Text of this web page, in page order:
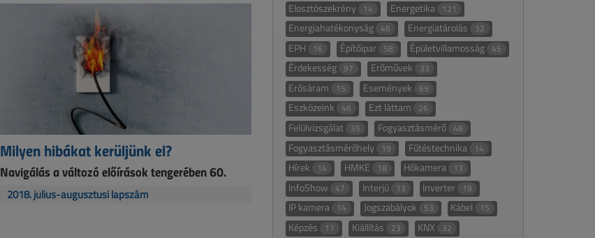
Milyen hibákat kerüljünk el?
Navigálás a változó előírások tengerében 60.
2018. július-augusztusi lapszám
Elosztószekrény 14 Energetika 121
Energiahatékonyság 46 Energiatárolás 32
EPH 16 Építőipar 58 Épületvillamosság 45
Érdekesség 97 Erőművek 33
Erősáram 15 Események 69
Eszközeink 46 Ezt láttam 26
Felülvizsgálat 35 Fogyasztásmérő 48
Fogyasztásmérőhely 19 Fűtéstechnika 14
Hírek 14 HMKE 18 Hőkamera 13
InfoShow 47 Interjú 13 Inverter 19
IP kamera 14 Jogszabályok 53 Kábel 15
Képzés 17 Kiállítás 23 KNX 32